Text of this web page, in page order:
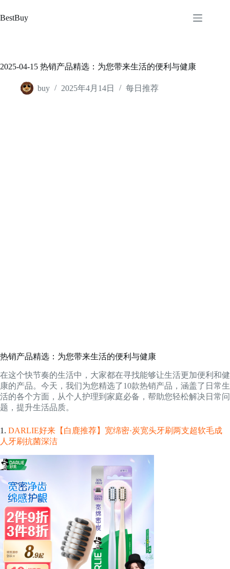
至
BestBuy
2025-04-15 热销产品精选：为您带来生活的便利与健康
buy 2025年4月14日 每日推荐
热销产品精选：为您带来生活的便利与健康
在这个快节奏的生活中，大家都在寻找能够让生活更加便利和健
康的产品。今天，我们为您精选了10款热销产品，涵盖了日常生
活的各个方面，从个人护理到家庭必备，帮助您轻松解决日常问
题，提升生活品质。
1. DARLIE好来【白鹿推荐】宽绵密·炭宽头牙刷两支超软毛成
人牙刷抗菌深洁